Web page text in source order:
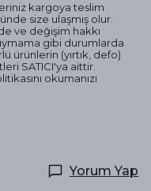
kargoya teslim
size ulaşmış olur.
ve değişim hakkı
gibi durumlarda
ürünlerin (yırtık, defo)
SATICI'ya aittir.
okumanızı
Yorum Yap